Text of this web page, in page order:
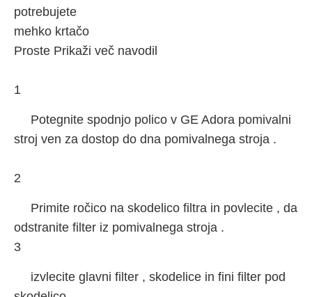
potrebujete
mehko krtačo
Proste Prikaži več navodil
1
Potegnite spodnjo polico v GE Adora pomivalni
stroj ven za dostop do dna pomivalnega stroja .
2
Primite ročico na skodelico filtra in povlecite , da
odstranite filter iz pomivalnega stroja .
3
izvlecite glavni filter , skodelice in fini filter pod